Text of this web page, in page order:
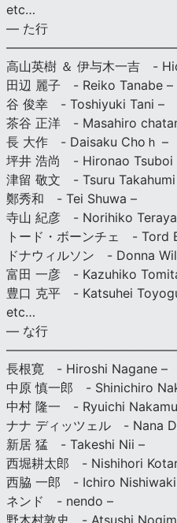
etc…
— た行
高山英樹 ＆ 伊与木一吉 -
田辺 麗子 - Reiko Tanabe –
谷 俊幸 - Toshiyuki Tani –
茶谷 正洋 - Masahiro
長 大作 - Daisaku Choｈ –
坪井 浩尚 - Hironao Tsuboi
津留 敬文 - Tsuru Takahumi
鄭秀和 - Tei Shuwa –
寺山 紀彦 - Norihiko
トード・ボーンチェ - Tord
ドナウィルソン - Donna
富田 一彦 - Kazuhiko
豊口 克平 - Katsuhei
etc…
— な行
長根寛 - Hiroshi Nagane –
中原 慎一郎 - Shinichiro
中村 隆一 - Ryuichi
ナナ ディッツェル - Nana
新居 猛 - Takeshi Nii –
西堀耕太郎 - Nishihori
西脇 一郎 - Ichiro
ネンド - nendo –